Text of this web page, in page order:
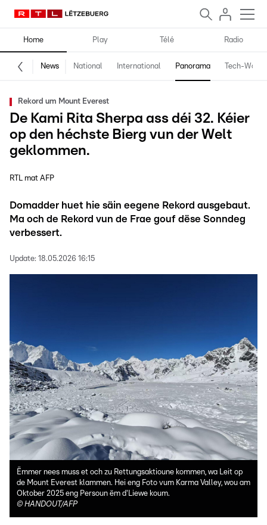
Home Play Télé Radio
News National International Panorama Tech-World
Rekord um Mount Everest
De Kami Rita Sherpa ass déi 32. Kéier
op den héchste Bierg vun der Welt
geklommen.
RTL mat AFP
Domadder huet hie säin eegene Rekord ausgebaut.
Ma och de Rekord vun de Frae gouf dëse Sonndeg
verbessert.
Update: 18.05.2026 16:15
Ëmmer nees muss et och zu Rettungsaktioune kommen, wa Leit op
de Mount Everest klammen. Hei eng Foto vum Karma Valley, wou am
Oktober 2025 eng Persoun ëm d'Liewe koum.
© HANDOUT/AFP